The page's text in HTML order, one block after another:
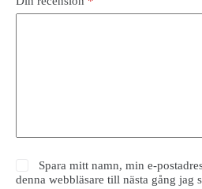
Spara mitt namn, min e-
denna webbläsare till nästa gång jag